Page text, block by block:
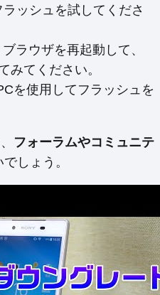
ッシュを試してくださ
ブラウザを再起動して、
みてください。
を使用してフラッシュを
フォーラムやコミュニテ
しょう。